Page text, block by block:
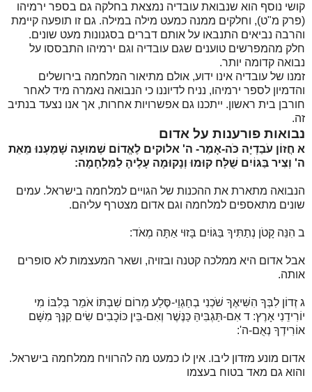
קושי נוסף הוא שנבואת עובדיה נמצאת בחלקה גם בספר ירמיהו
(פרק מ"ט), וחלקים ממנה כמעט מילה במילה. גם זו תופעה קיימת
והרבה נביאים התנבאו על אותם דברים בסגנונות מעט שונים.
חלק מהמפרשים טוענים שגם עובדיה וגם ירמיהו התבססו על
נבואה קדומה יותר.
זמנו של עובדיה אינו ידוע, אולם מתיאור המלחמה בירושלים
והדמיון לספר ירמיהו, נניח לדיוננו כי הנבואה נאמרה מיד לאחר
חורבן בית ראשון. ייתכנו גם אפשרויות אחרות, אך אנו נצעד בנתיב
זה.
נבואות פורענות על אדום
א חֲזוֹן עֹבַדְיָה כֹּה-אָמַר- ה' אלוקים לֶאֱדוֹם שְׁמוּעָה שָׁמַעְנוּ מֵאֵת
ה' וְצִיר בַּגּוֹיִם שֻׁלָּח קוּמוּ וְנָקוּמָה עָלֶיהָ לַמִּלְחָמָה:
הנבואה מתארת את ההכנות של הגויים למלחמה בישראל. עמים
שונים מתאספים למלחמה וגם אדום מצטרף עליהם.
ב הִנֵּה קָטֹן נְתַתִּיךָ בַּגּוֹיִם בָּזוּי אַתָּה מְאֹד:
אבל אדום היא ממלכה קטנה ובזויה, ושאר המעצמות לא סופרים
אותה.
ג זְדוֹן לִבְּךָ הִשִּׁיאֶךָ שֹׁכְנִי בְחַגְוֵי-סֶּלַע מְרוֹם שִׁבְתּוֹ אֹמֵר בְּלִבּוֹ מִי
יוֹרִידֵנִי אָרֶץ: ד אִם-תַּגְבִּיהַּ כַּנֶּשֶׁר וְאִם-בֵּין כּוֹכָבִים שִׂים קִנֶּךָ מִשָּׁם
אוֹרִידְךָ נְאֻם-ה':
אדום מונע מזדון ליבו. אין לו כמעט מה להרוויח ממלחמה בישראל.
והוא גם מאד בטוח בעצמו